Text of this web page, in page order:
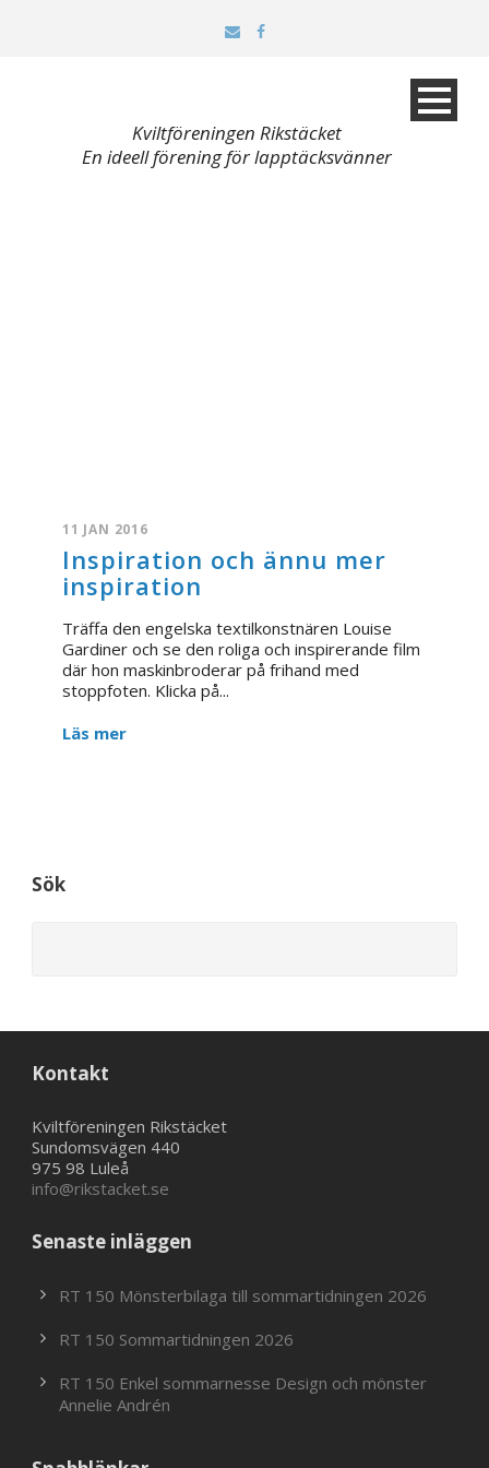
Kviltföreningen Rikstäcket
En ideell förening för lapptäcksvänner
11 JAN 2016
Inspiration och ännu mer
inspiration
Träffa den engelska textilkonstnären Louise
Gardiner och se den roliga och inspirerande film
där hon maskinbroderar på frihand med
stoppfoten. Klicka på...
Läs mer
Sök
Kontakt
Kviltföreningen Rikstäcket
Sundomsvägen 440
975 98 Luleå
info@rikstacket.se
Senaste inläggen
RT 150 Mönsterbilaga till sommartidningen 2026
RT 150 Sommartidningen 2026
RT 150 Enkel sommarnesse Design och mönster
Annelie Andrén